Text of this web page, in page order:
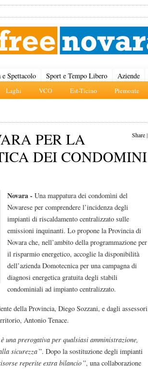
Laghi VCO Est-Ticino Piemonte
Spettacolo Sport e Tempo Libero Aziende
Share|
PER LA
DEI CONDOMINI
Novara - Una mappatura dei condomìni del
Novarese per comprendere l’incidenza degli
impianti di riscaldamento centralizzato sulle
emissioni inquinanti. Lo propone la Provincia di
Novara che, nell’ambito della programmazione per
il risparmio energetico, accoglie la disponibilità
dell’azienda Domotecnica per una campagna di
diagnosi energetica gratuita degli stabili
condominiali ad impianto centralizzato.
della Provincia, Diego Sozzani, e dagli assessori
Antonio Tenace.
una prerogativa per qualsiasi amministrazione,
sicurezza”. Dopo la sostituzione degli impianti
reperite extra bilancio”, una collaborazione